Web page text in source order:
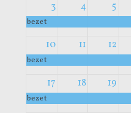
3 4 5
bezet
10 11 12
bezet
17 18 19
bezet